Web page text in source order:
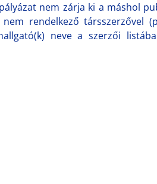
nem zárja ki a máshol
rendelkező társszerzővel
neve a szerzői